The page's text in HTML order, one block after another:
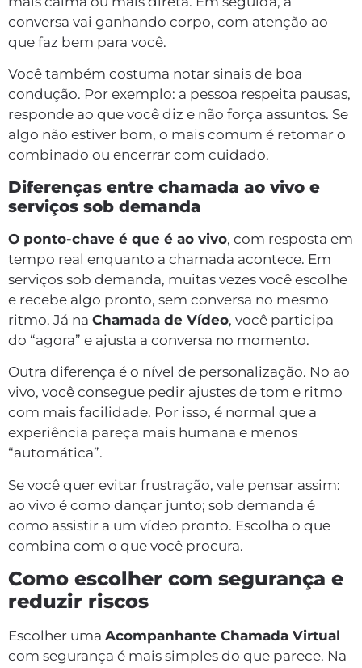
conversa vai ganhando corpo, com atenção ao
que faz bem para você.
Você também costuma notar sinais de boa
condução. Por exemplo: a pessoa respeita pausas,
responde ao que você diz e não força assuntos. Se
algo não estiver bom, o mais comum é retomar o
combinado ou encerrar com cuidado.
Diferenças entre chamada ao vivo e
serviços sob demanda
O ponto-chave é que é ao vivo, com resposta em
tempo real enquanto a chamada acontece. Em
serviços sob demanda, muitas vezes você escolhe
e recebe algo pronto, sem conversa no mesmo
ritmo. Já na Chamada de Vídeo, você participa
do “agora” e ajusta a conversa no momento.
Outra diferença é o nível de personalização. No ao
vivo, você consegue pedir ajustes de tom e ritmo
com mais facilidade. Por isso, é normal que a
experiência pareça mais humana e menos
“automática”.
Se você quer evitar frustração, vale pensar assim:
ao vivo é como dançar junto; sob demanda é
como assistir a um vídeo pronto. Escolha o que
combina com o que você procura.
Como escolher com segurança e
reduzir riscos
Escolher uma Acompanhante Chamada Virtual
com segurança é mais simples do que parece. Na